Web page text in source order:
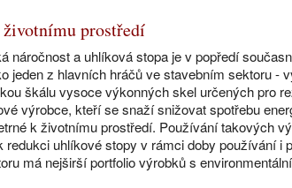
životnímu prostředí
náročnost a uhlíková stopa je v popředí
jeden z hlavních hráčů ve stavebním sektoru -
škálu vysoce výkonných skel určených pro
výrobce, kteří se snaží snižovat spotřebu
k životnímu prostředí. Používání takových
redukci uhlíkové stopy v rámci doby používání i
má nejširší portfolio výrobků s